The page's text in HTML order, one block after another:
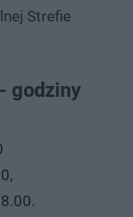
Strefie
godziny